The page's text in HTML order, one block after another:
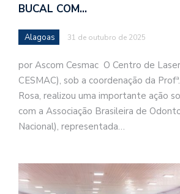
BUCAL COM…
Alagoas 31 de outubro de 2025
por Ascom Cesmac O Centro de
CESMAC), sob a coordenação da
Rosa, realizou uma importante ação
com a Associação Brasileira de
Nacional), representada…